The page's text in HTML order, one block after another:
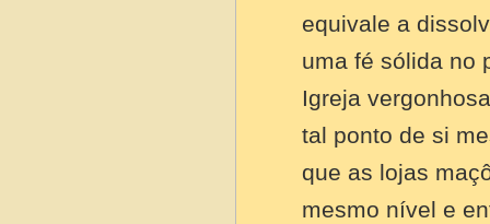
equivale a
uma fé sólida no
Igreja
tal ponto de si
que as lojas
mesmo nível e